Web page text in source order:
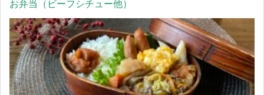
お弁当（ビーフシチュー他）